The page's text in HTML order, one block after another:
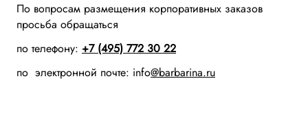
По вопросам размещения корпоративных заказов
просьба обращаться
по телефону: +7 (495) 772 30 22
по электронной почте: info@barbarina.ru